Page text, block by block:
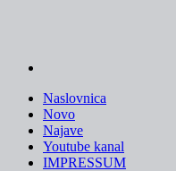
Naslovnica
Novo
Najave
Youtube kanal
IMPRESSUM